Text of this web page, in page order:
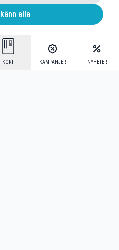
KORT KAMPANJER NYHETER
alla